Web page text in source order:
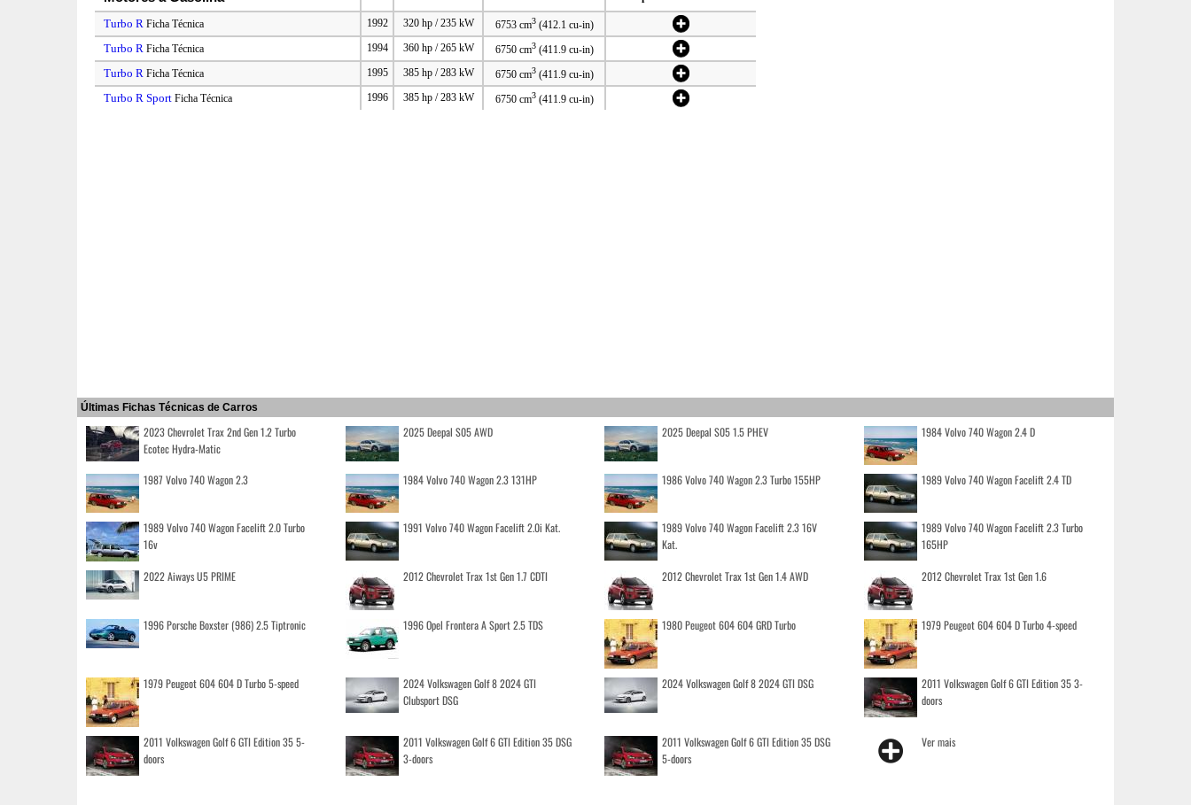
Turbo RFicha Técnica 1992 320 hp / 235 kW 6753 cm3(412.1 cu-in)
Turbo RFicha Técnica 1994 360 hp / 265 kW 6750 cm3(411.9 cu-in)
Turbo RFicha Técnica 1995 385 hp / 283 kW 6750 cm3(411.9 cu-in)
Turbo R Sport Ficha Técnica 1996 385 hp / 283 kW 6750 cm3(411.9 cu-in)
Últimas Fichas Técnicas de Carros
2023 Chevrolet Trax 2nd Gen 1.2 Turbo
Ecotec Hydra-Matic
2025 Deepal S05 AWD 2025 Deepal S05 1.5 PHEV 1984 Volvo 740 Wagon 2.4 D
1987 Volvo 740 Wagon 2.3 1984 Volvo 740 Wagon 2.3 131HP 1986 Volvo 740 Wagon 2.3 Turbo 155HP 1989 Volvo 740 Wagon Facelift 2.4 TD
1989 Volvo 740 Wagon Facelift 2.0 Turbo
16v
1991 Volvo 740 Wagon Facelift 2.0i Kat.
1989 Volvo 740 Wagon Facelift 2.3 16V
Kat.
1989 Volvo 740 Wagon Facelift 2.3 Turbo
165HP
2022 Aiways U5 PRIME 2012 Chevrolet Trax 1st Gen 1.7 CDTI 2012 Chevrolet Trax 1st Gen 1.4 AWD 2012 Chevrolet Trax 1st Gen 1.6
1996 Porsche Boxster (986) 2.5 Tiptronic 1996 Opel Frontera A Sport 2.5 TDS 1980 Peugeot 604 604 GRD Turbo 1979 Peugeot 604 604 D Turbo 4-speed
1979 Peugeot 604 604 D Turbo 5-speed
2024 Volkswagen Golf 8 2024 GTI
Clubsport DSG
2024 Volkswagen Golf 8 2024 GTI DSG
2011 Volkswagen Golf 6 GTI Edition 35 3-
doors
2011 Volkswagen Golf 6 GTI Edition 35 5-
doors
2011 Volkswagen Golf 6 GTI Edition 35 DSG
3-doors
2011 Volkswagen Golf 6 GTI Edition 35 DSG
5-doors
Ver mais